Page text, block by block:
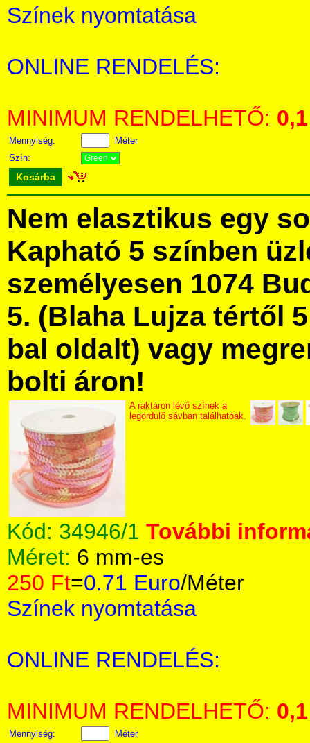
Színek nyomtatása
ONLINE RENDELÉS:
MINIMUM RENDELHETŐ: 0,1
Mennyiség:
Méter
Szín:
Kosárba
Nem elasztikus egy
Kapható 5 színben
személyesen 1074
5. (Blaha Lujza tértől
bal oldalt) vagy
bolti áron!
A raktáron lévő színek a
legördülő sávban találhatóak.
Kód: 34946/1 További
Méret: 6 mm-es
250 Ft=0.71 Euro/Méter
Színek nyomtatása
ONLINE RENDELÉS:
MINIMUM RENDELHETŐ: 0,1
Mennyiség:
Méter